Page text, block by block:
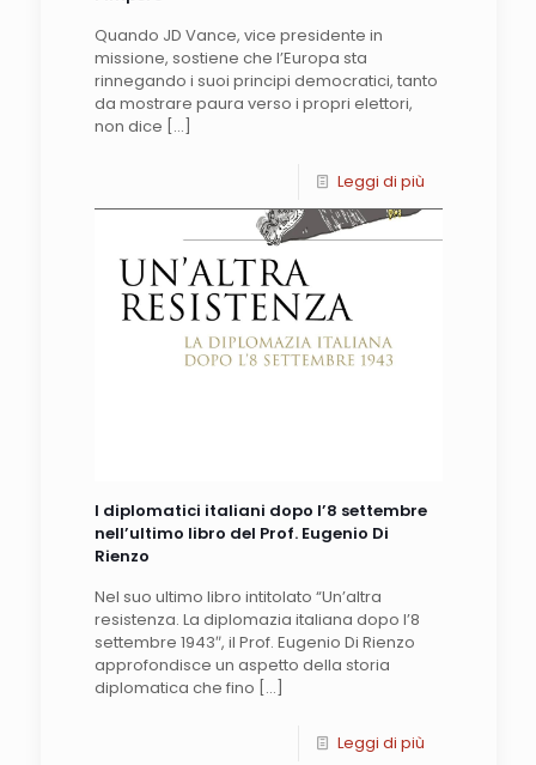
Quando JD Vance, vice presidente in
missione, sostiene che l’Europa sta
rinnegando i suoi principi democratici, tanto
da mostrare paura verso i propri elettori,
non dice […]
Leggi di più
I diplomatici italiani dopo l’8 settembre
nell’ultimo libro del Prof. Eugenio Di
Rienzo
Nel suo ultimo libro intitolato “Un’altra
resistenza. La diplomazia italiana dopo l’8
settembre 1943″, il Prof. Eugenio Di Rienzo
approfondisce un aspetto della storia
diplomatica che fino […]
Leggi di più